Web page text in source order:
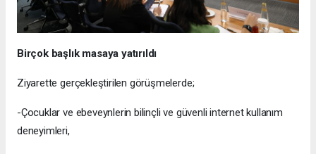
Birçok başlık masaya yatırıldı
Ziyarette gerçekleştirilen görüşmelerde;
-Çocuklar ve ebeveynlerin bilinçli ve güvenli internet kullanım
deneyimleri,